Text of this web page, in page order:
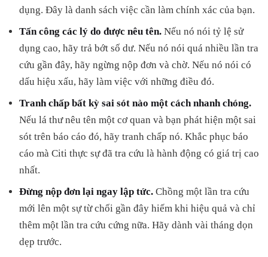
dụng. Đây là danh sách việc cần làm chính xác của bạn.
Tấn công các lý do được nêu tên. Nếu nó nói tỷ lệ sử
dụng cao, hãy trả bớt số dư. Nếu nó nói quá nhiều lần tra
cứu gần đây, hãy ngừng nộp đơn và chờ. Nếu nó nói có
dấu hiệu xấu, hãy làm việc với những điều đó.
Tranh chấp bất kỳ sai sót nào một cách nhanh chóng.
Nếu lá thư nêu tên một cơ quan và bạn phát hiện một sai
sót trên báo cáo đó, hãy tranh chấp nó. Khắc phục báo
cáo mà Citi thực sự đã tra cứu là hành động có giá trị cao
nhất.
Đừng nộp đơn lại ngay lập tức. Chồng một lần tra cứu
mới lên một sự từ chối gần đây hiếm khi hiệu quả và chỉ
thêm một lần tra cứu cứng nữa. Hãy dành vài tháng dọn
dẹp trước.